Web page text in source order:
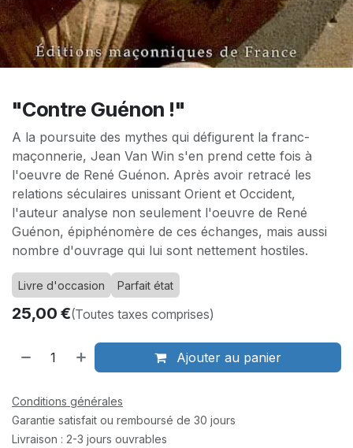
"Contre Guénon !"
A la poursuite des mythes qui défigurent la franc-
maçonnerie, Jean Van Win s'en prend cette fois à
l'oeuvre de René Guénon. Après avoir retracé les
relations séculaires unissant Orient et Occident,
l'auteur analyse non seulement l'oeuvre de René
Guénon, épiphénomère de ces échanges, mais aussi
nombre d'ouvrage qui lui sont nettement hostiles.
Livre d'occasion Parfait état
25,00 €(Toutes taxes comprises)
Ajouter au panier
Conditions générales
Garantie satisfait ou remboursé de 30 jours
Livraison : 2-3 jours ouvrables